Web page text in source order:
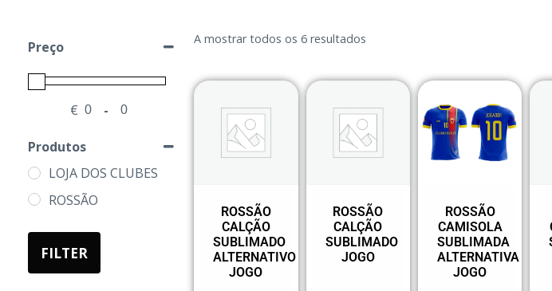
Preço
€ -
Produtos
LOJA DOS CLUBES
ROSSÃO
FILTER
A mostrar todos os 6 resultados
ROSSÃO
CALÇÃO
SUBLIMADO
ALTERNATIVO
JOGO
ROSSÃO
CALÇÃO
SUBLIMADO
JOGO
ROSSÃO
CAMISOLA
SUBLIMADA
ALTERNATIVA
JOGO